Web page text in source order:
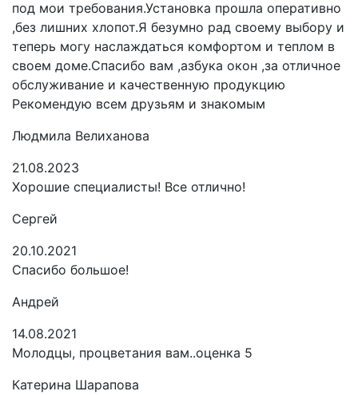
под мои требования.Установка прошла оперативно
,без лишних хлопот.Я безумно рад своему выбору и
теперь могу наслаждаться комфортом и теплом в
своем доме.Спасибо вам ,азбука окон ,за отличное
обслуживание и качественную продукцию
Рекомендую всем друзьям и знакомым
Людмила Велиханова
21.08.2023
Хорошие специалисты! Все отлично!
Сергей
20.10.2021
Спасибо большое!
Андрей
14.08.2021
Молодцы, процветания вам..оценка 5
Катерина Шарапова